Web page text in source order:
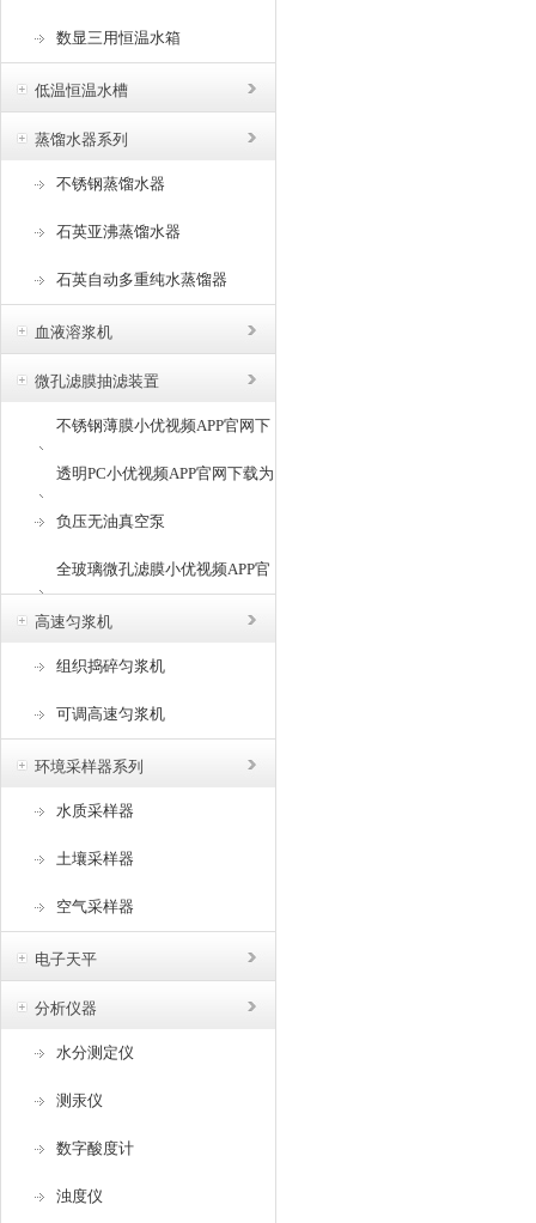
数显三用恒温水箱
低温恒温水槽
蒸馏水器系列
不锈钢蒸馏水器
石英亚沸蒸馏水器
石英自动多重纯水蒸馏器
血液溶浆机
微孔滤膜抽滤装置
不锈钢薄膜小优视频APP官网下
载为爱而生
透明PC小优视频APP官网下载为
爱而生
负压无油真空泵
全玻璃微孔滤膜小优视频APP官
网下载为爱而生
高速匀浆机
组织捣碎匀浆机
可调高速匀浆机
环境采样器系列
水质采样器
土壤采样器
空气采样器
电子天平
分析仪器
水分测定仪
测汞仪
数字酸度计
浊度仪